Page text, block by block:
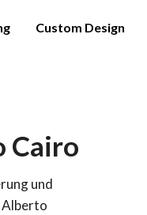
Custom Design
Cairo
und
Alberto